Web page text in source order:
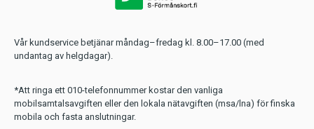
Vår kundservice betjänar måndag–fredag kl. 8.00–17.00 (med
undantag av helgdagar).
*Att ringa ett 010-telefonnummer kostar den vanliga
mobilsamtalsavgiften eller den lokala nätavgiften (msa/lna) för finska
mobila och fasta anslutningar.